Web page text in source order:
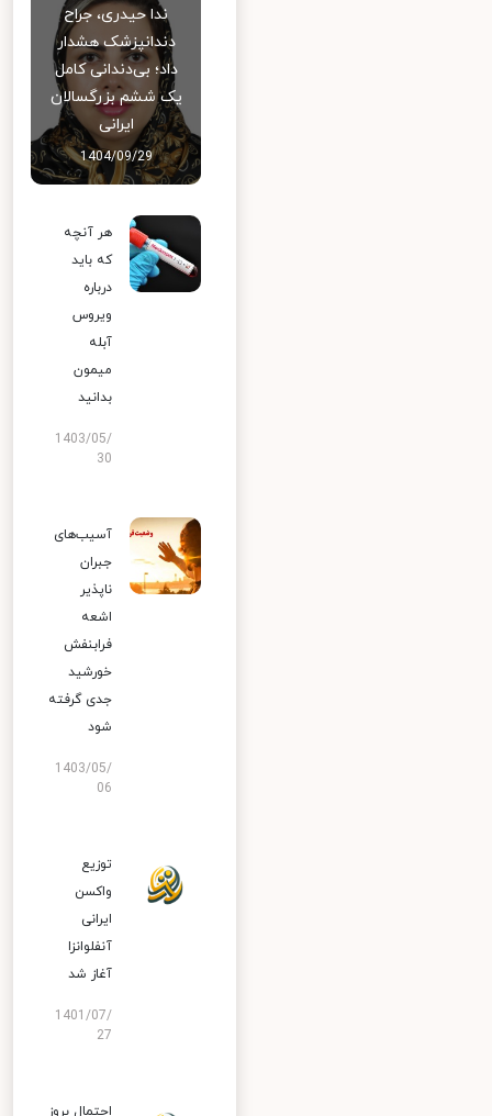
ندا حیدری، جراح
دندانپزشک هشدار
داد؛ بی‌دندانی کامل
یک ششم بزرگسالان
ایرانی
1404/09/29
هر آنچه
که باید
درباره
ویروس
آبله
میمون
بدانید
1403/05/
30
آسیب‌های
جبران
ناپذیر
اشعه
فرابنفش
خورشید
جدی گرفته
شود
1403/05/
06
توزیع
واکسن
ایرانی
آنفلوانزا
آغاز شد
1401/07/
27
احتمال بروز